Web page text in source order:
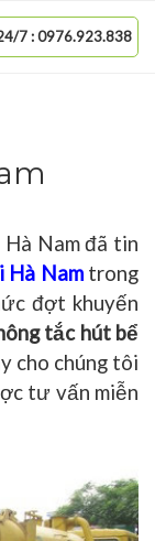
7 : 0976.923.838
Nam đã tin
Nam trong
đợt khuyến
tắc hút bể
cho chúng tôi
tư vấn miễn